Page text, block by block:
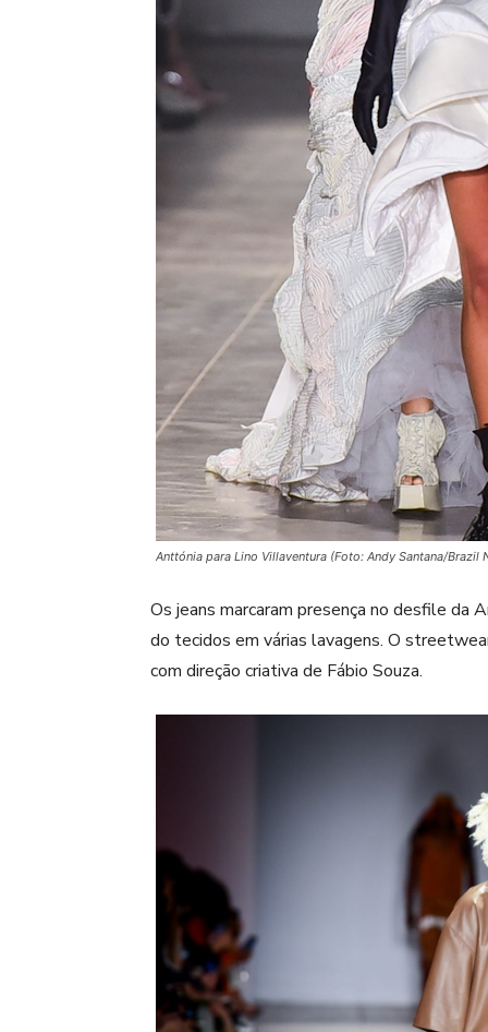
Anttónia para Lino Villaventura (Foto: Andy Santana/Brazil
Os jeans marcaram presença no desfile da
do tecidos em várias lavagens. O
com direção criativa de Fábio Souza.